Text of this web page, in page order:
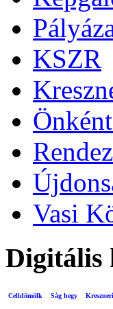
KSZR
Vasi
Digitális
Celldömölk Ság hegy